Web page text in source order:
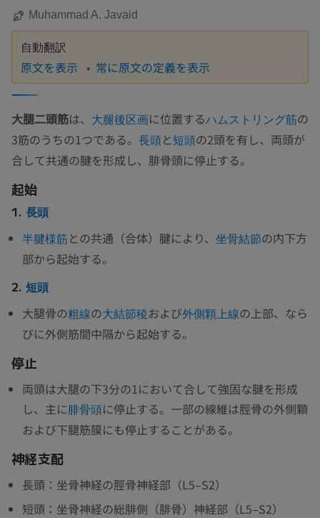
Muhammad A. Javaid
自動翻訳
原文を表示 常に原文の定義を表示
大腿二頭筋は、 大腿後区画に位置するハムストリング筋の
3筋のうちの1つである。 長頭と短頭の2頭を有し、両頭が
合して共通の腱を形成し、腓骨頭に停止する。
起始
1. 長頭
半腱様筋との共通（合体）腱により、 坐骨結節の内下方
部から起始する。
2. 短頭
大腿骨の粗線の大結節稜および外側顆上線の上部、なら
びに外側筋間中隔から起始する。
停止
両頭は大腿の下3分の1において合して強固な腱を形成
し、主に腓骨頭に停止する。一部の線維は脛骨の外側顆
および下腿筋膜にも停止することがある。
神経支配
長頭：坐骨神経の脛骨神経部（L5–S2）
短頭：坐骨神経の総腓側（腓骨）神経部（L5–S2）